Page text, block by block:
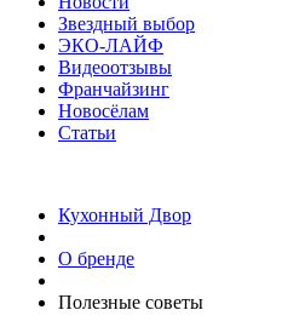
Звездный выбор
ЭКО-ЛАЙФ
Видеоотзывы
Франчайзинг
Новосёлам
Статьи
Кухонный Двор
О бренде
Полезные советы